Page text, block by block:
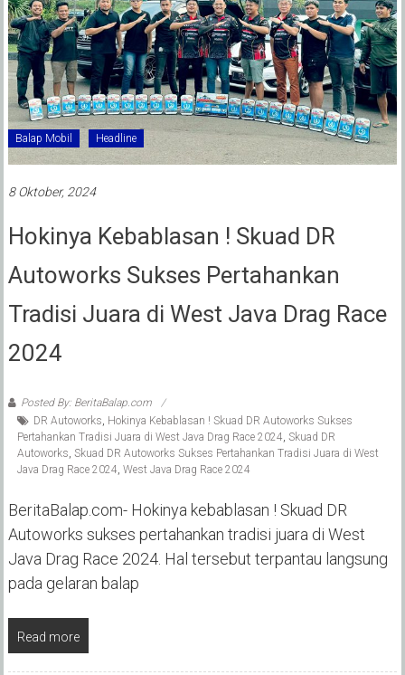
Balap Mobil Headline
8 Oktober, 2024
Hokinya Kebablasan ! Skuad DR
Autoworks Sukses Pertahankan
Tradisi Juara di West Java Drag Race
2024
Posted By: BeritaBalap.com
DR Autoworks, Hokinya Kebablasan ! Skuad DR Autoworks Sukses
Pertahankan Tradisi Juara di West Java Drag Race 2024, Skuad DR
Autoworks, Skuad DR Autoworks Sukses Pertahankan Tradisi Juara di West
Java Drag Race 2024, West Java Drag Race 2024
BeritaBalap.com- Hokinya kebablasan ! Skuad DR
Autoworks sukses pertahankan tradisi juara di West
Java Drag Race 2024. Hal tersebut terpantau langsung
pada gelaran balap
Read more